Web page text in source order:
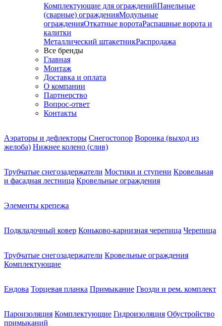
Комплектующие для огражденийПанельные
(сварные) огражденияМодульные
огражденияОткатные воротаРаспашные ворота и
калитки
Металлический штакетникРаспродажа
Все бренды
Главная
Монтаж
Доставка и оплата
О компании
Партнерство
Вопрос-ответ
Контакты
Аэраторы и дефлекторы Снегостопор Воронка (выход из
желоба) Нижнее колено (слив)
Трубчатые снегозадержатели Мостики и ступени Кровельная
и фасадная лестница Кровельные ограждения
Элементы крепежа
Подкладочный ковер Коньково-карнизная черепица Черепица
Трубчатые снегозадержатели Кровельные ограждения
Комплектующие
Ендова Торцевая планка Примыкание Гвозди и рем. комплект
Пароизоляция Комплектующие Гидроизоляция Обустройство
примыканий